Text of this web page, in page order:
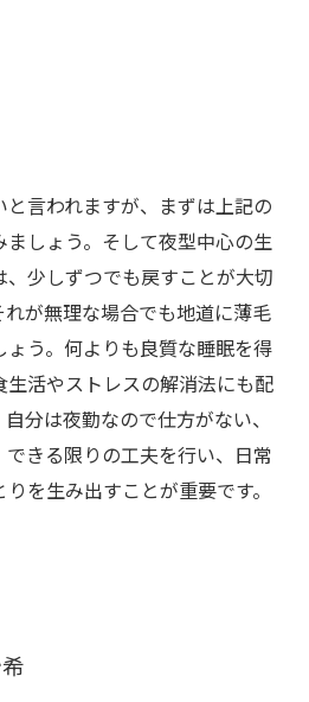
言われますが、まずは上記の
しょう。そして夜型中心の生
少しずつでも戻すことが大切
が無理な場合でも地道に薄毛
う。何よりも良質な睡眠を得
活やストレスの解消法にも配
分は夜勤なので仕方がない、
きる限りの工夫を行い、日常
を生み出すことが重要です。